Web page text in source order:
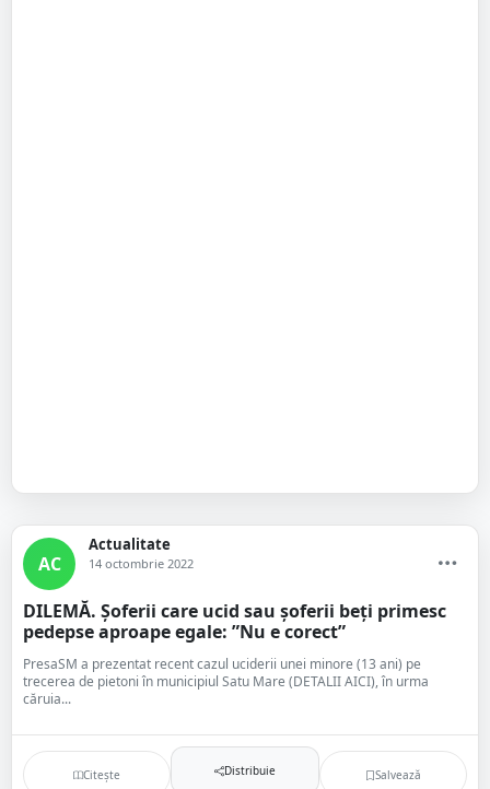
AC
Actualitate
14 octombrie 2022
DILEMĂ. Șoferii care ucid sau șoferii beți primesc
pedepse aproape egale: ”Nu e corect”
PresaSM a prezentat recent cazul uciderii unei minore (13 ani) pe
trecerea de pietoni în municipiul Satu Mare (DETALII AICI), în urma
căruia...
Citește Distribuie Salvează